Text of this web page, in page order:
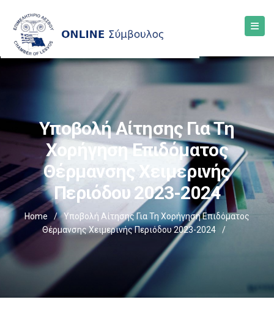
Υποβολή Αίτησης Για Τη
Χορήγηση Επιδόματος
Θέρμανσης Χειμερινής
Περιόδου 2023-2024
Home /
Υποβολή Αίτησης Για Τη Χορήγηση Επιδόματος
Θέρμανσης Χειμερινής Περιόδου 2023-2024
/